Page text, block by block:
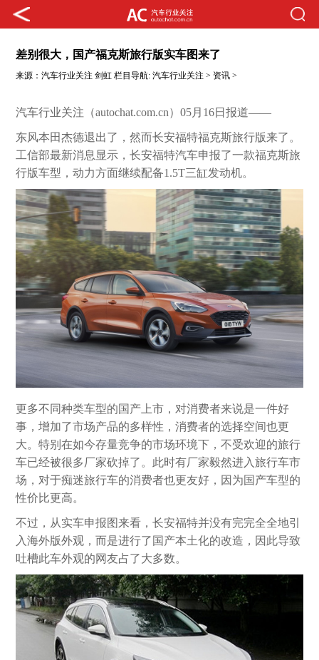
差别很大，国产福克斯旅行版实车图来了
来源：汽车行业关注 剑虹 栏目导航:汽车行业关注 > 资讯 >
汽车行业关注（autochat.com.cn）05月16日报道——
东风本田杰德退出了，然而长安福特福克斯旅行版来了。
工信部最新消息显示，长安福特汽车申报了一款福克斯旅
行版车型，动力方面继续配备1.5T三缸发动机。
更多不同种类车型的国产上市，对消费者来说是一件好
事，增加了市场产品的多样性，消费者的选择空间也更
大。特别在如今存量竞争的市场环境下，不受欢迎的旅行
车已经被很多厂家砍掉了。此时有厂家毅然进入旅行车市
场，对于痴迷旅行车的消费者也更友好，因为国产车型的
性价比更高。
不过，从实车申报图来看，长安福特并没有完完全全地引
入海外版外观，而是进行了国产本土化的改造，因此导致
吐槽此车外观的网友占了大多数。